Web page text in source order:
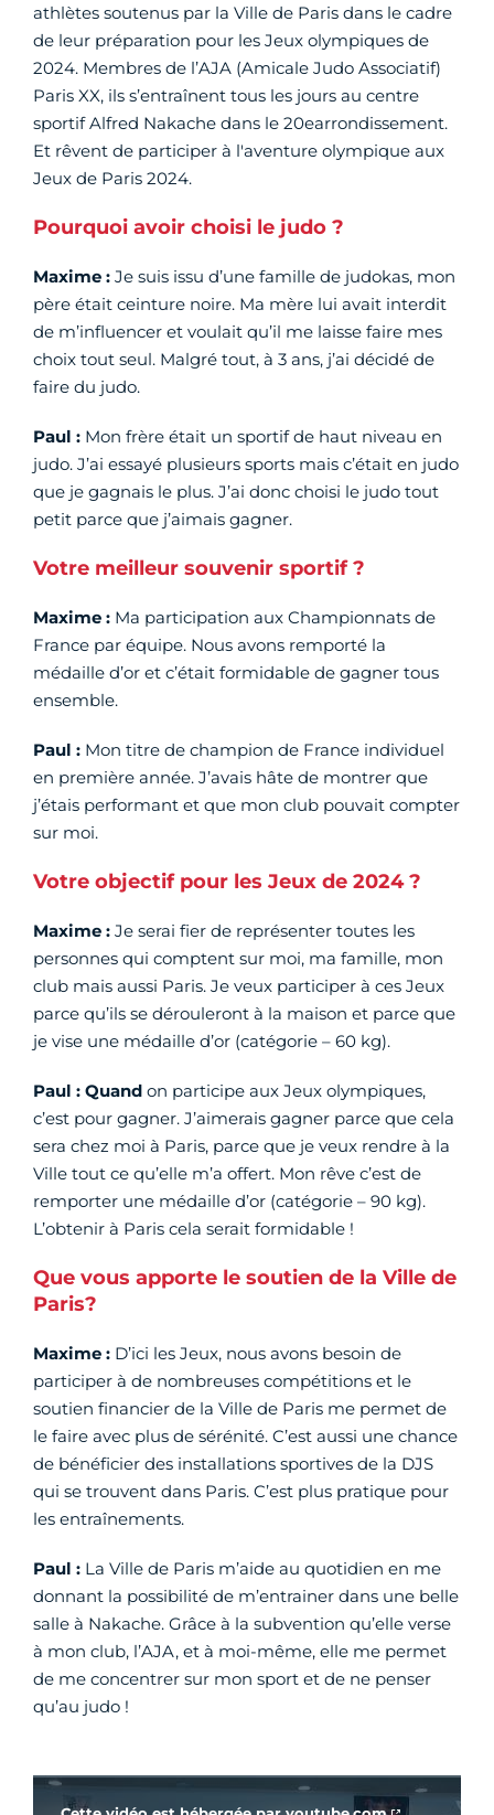
athlètes soutenus par la Ville de Paris dans le cadre
de leur préparation pour les Jeux olympiques de
2024. Membres de l’AJA (Amicale Judo Associatif)
Paris XX, ils s’entraînent tous les jours au centre
sportif Alfred Nakache dans le 20earrondissement.
Et rêvent de participer à l'aventure olympique aux
Jeux de Paris 2024.
Pourquoi avoir choisi le judo ?
Maxime : Je suis issu d’une famille de judokas, mon
père était ceinture noire. Ma mère lui avait interdit
de m’influencer et voulait qu’il me laisse faire mes
choix tout seul. Malgré tout, à 3 ans, j’ai décidé de
faire du judo.
Paul : Mon frère était un sportif de haut niveau en
judo. J’ai essayé plusieurs sports mais c’était en judo
que je gagnais le plus. J’ai donc choisi le judo tout
petit parce que j’aimais gagner.
Votre meilleur souvenir sportif ?
Maxime : Ma participation aux Championnats de
France par équipe. Nous avons remporté la
médaille d’or et c’était formidable de gagner tous
ensemble.
Paul : Mon titre de champion de France individuel
en première année. J’avais hâte de montrer que
j’étais performant et que mon club pouvait compter
sur moi.
Votre objectif pour les Jeux de 2024 ?
Maxime : Je serai fier de représenter toutes les
personnes qui comptent sur moi, ma famille, mon
club mais aussi Paris. Je veux participer à ces Jeux
parce qu’ils se dérouleront à la maison et parce que
je vise une médaille d’or (catégorie – 60 kg).
Paul : Quand on participe aux Jeux olympiques,
c’est pour gagner. J’aimerais gagner parce que cela
sera chez moi à Paris, parce que je veux rendre à la
Ville tout ce qu’elle m’a offert. Mon rêve c’est de
remporter une médaille d’or (catégorie – 90 kg).
L’obtenir à Paris cela serait formidable !
Que vous apporte le soutien de la Ville de
Paris?
Maxime : D’ici les Jeux, nous avons besoin de
participer à de nombreuses compétitions et le
soutien financier de la Ville de Paris me permet de
le faire avec plus de sérénité. C’est aussi une chance
de bénéficier des installations sportives de la DJS
qui se trouvent dans Paris. C’est plus pratique pour
les entraînements.
Paul : La Ville de Paris m’aide au quotidien en me
donnant la possibilité de m’entrainer dans une belle
salle à Nakache. Grâce à la subvention qu’elle verse
à mon club, l’AJA, et à moi-même, elle me permet
de me concentrer sur mon sport et de ne penser
qu’au judo !
Vidéo Youtube